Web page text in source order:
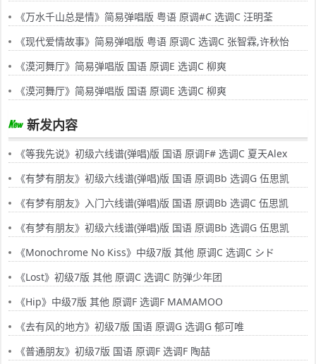
《万水千山总是情》简易弹唱版 粤语 原调#C 选调C 汪明荃
《现代爱情故事》简易弹唱版 粤语 原调C 选调C 张智霖,许秋怡
《漠河舞厅》简易弹唱版 国语 原调E 选调C 柳爽
《漠河舞厅》简易弹唱版 国语 原调E 选调C 柳爽
新发内容
《等我先说》初级六线谱(弹唱)版 国语 原调F# 选调C 夏天Alex
《有梦有朋友》初级六线谱(弹唱)版 国语 原调Bb 选调G 伍思凯
《有梦有朋友》入门六线谱(弹唱)版 国语 原调Bb 选调C 伍思凯
《有梦有朋友》初级六线谱(弹唱)版 国语 原调Bb 选调G 伍思凯
《Monochrome No Kiss》中级7版 其他 原调C 选调C シド
《Lost》初级7版 其他 原调C 选调C 防弹少年团
《Hip》中级7版 其他 原调F 选调F MAMAMOO
《去有风的地方》初级7版 国语 原调G 选调G 郁可唯
《普通朋友》初级7版 国语 原调F 选调F 陶喆